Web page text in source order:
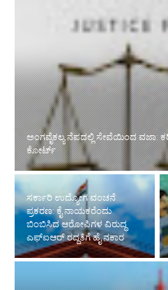
ಸರ್ಕಾರಿ ಉದ್ಯೋಗ ವಂಚನೆ ಪ್ರಕರಣ: ಕೈ
ವಿರುದ್ಧ ಎಫ್‌ಐಆರ್ ರದ್ದತಿಗೆ ಹೈ ನಕಾರ
ಜಡ್ಜ್ ಹೆಸರಲ್ಲಿ ಲಂಚ: ವಕೀಲನ
ಎಫ್‌ಐಆರ್ ರದ್ದುಪಡಿಸಲು
ಹೈಕೋರ್ಟ್ ನಕಾರ